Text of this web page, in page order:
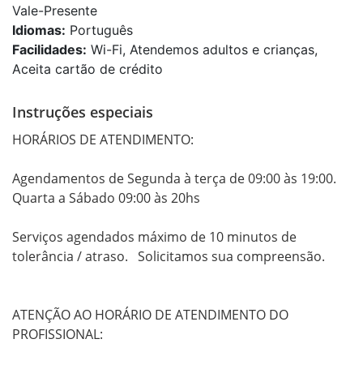
Vale-Presente
Idiomas: Português
Facilidades: Wi-Fi, Atendemos adultos e crianças,
Aceita cartão de crédito
Instruções especiais
HORÁRIOS DE ATENDIMENTO:
Agendamentos de Segunda à terça de 09:00 às 19:00.
Quarta a Sábado 09:00 às 20hs
Serviços agendados máximo de 10 minutos de
tolerância / atraso.   Solicitamos sua compreensão.
ATENÇÃO AO HORÁRIO DE ATENDIMENTO DO
PROFISSIONAL: